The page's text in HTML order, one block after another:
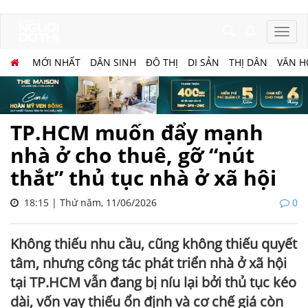
MỚI NHẤT DÂN SINH ĐÔ THỊ DI SẢN THỊ DÂN VĂN
TP.HCM muốn đẩy mạnh
nhà ở cho thuê, gỡ “nút
thắt” thủ tục nhà ở xã hội
18:15 | Thứ năm, 11/06/2026 0
Không thiếu nhu cầu, cũng không thiếu quyết
tâm, nhưng công tác phát triển nhà ở xã hội
tại TP.HCM vẫn đang bị níu lại bởi thủ tục kéo
dài, vốn vay thiếu ổn định và cơ chế giá còn